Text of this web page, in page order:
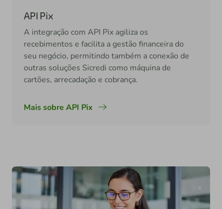
API Pix
A integração com API Pix agiliza os
recebimentos e facilita a gestão financeira do
seu negócio, permitindo também a conexão de
outras soluções Sicredi como máquina de
cartões, arrecadação e cobrança.
Mais sobre API Pix